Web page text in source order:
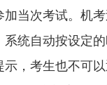
当次考试。机
统自动按设
，考生也不可以